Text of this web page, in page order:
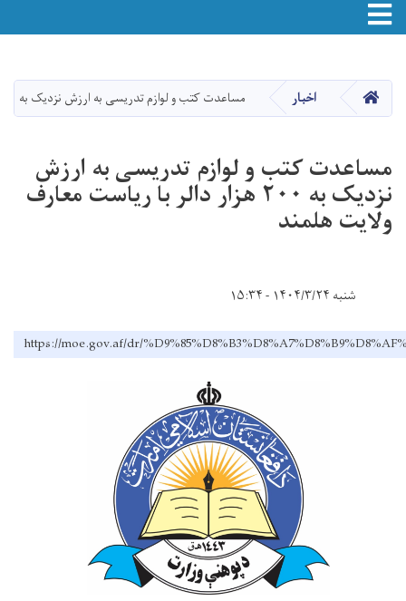
main
content
Toggle navigation
صفحه اصلیاخبار مساعدت کتب و لوازم‌ تدریسی به ارزش نزدیک به ۲۰۰ هزار دالر با ریاست معارف ولایت هلمند
مساعدت کتب و لوازم‌ تدریسی به ارزش
نزدیک به ۲۰۰ هزار دالر با ریاست معارف
ولایت هلمند
شنبه ۱۴۰۴/۳/۲۴ - ۱۵:۳۴
https://moe.gov.af/dr/